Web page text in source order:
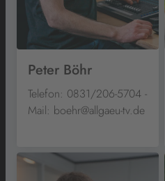
Peter Böhr
Telefon: 0831/206-5704 -
Mail: boehr@allgaeu-tv.de